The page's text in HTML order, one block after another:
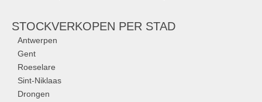
STOCKVERKOPEN PER STAD
Antwerpen
Gent
Roeselare
Sint-Niklaas
Drongen